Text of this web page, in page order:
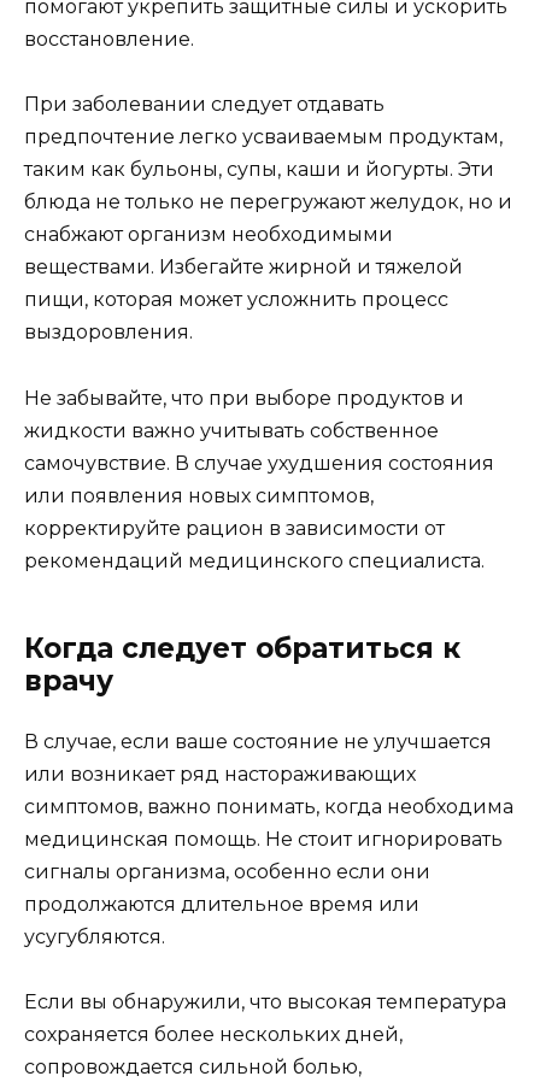
помогают укрепить защитные силы и ускорить
восстановление.
При заболевании следует отдавать
предпочтение легко усваиваемым продуктам,
таким как бульоны, супы, каши и йогурты. Эти
блюда не только не перегружают желудок, но и
снабжают организм необходимыми
веществами. Избегайте жирной и тяжелой
пищи, которая может усложнить процесс
выздоровления.
Не забывайте, что при выборе продуктов и
жидкости важно учитывать собственное
самочувствие. В случае ухудшения состояния
или появления новых симптомов,
корректируйте рацион в зависимости от
рекомендаций медицинского специалиста.
Когда следует обратиться к
врачу
В случае, если ваше состояние не улучшается
или возникает ряд настораживающих
симптомов, важно понимать, когда необходима
медицинская помощь. Не стоит игнорировать
сигналы организма, особенно если они
продолжаются длительное время или
усугубляются.
Если вы обнаружили, что высокая температура
сохраняется более нескольких дней,
сопровождается сильной болью,